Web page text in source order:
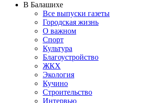
В Балашихе
Все выпуски газеты
Городская жизнь
О важном
Спорт
Культура
Благоустройство
ЖКХ
Экология
Кучино
Строительство
Интервью